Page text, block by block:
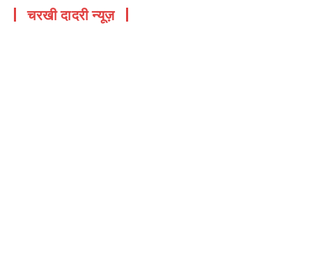
चरखी दादरी न्यूज़